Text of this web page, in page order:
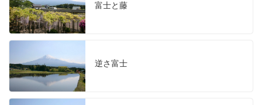
富士と藤
逆さ富士